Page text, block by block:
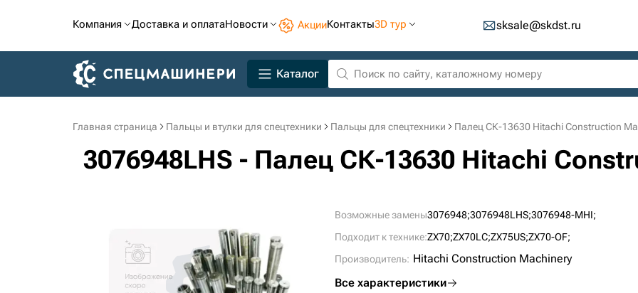
Компания Доставка и оплатаНовости АкцииКонтакты3D тур sksale@skdst.ru
Каталог
Главная страница Пальцы и втулки для спецтехники Пальцы для спецтехники Палец СК-13630 Hitachi Construction
3076948LHS - Палец СК-13630 Hitachi
Возможные замены3076948;3076948LHS;3076948-MHI;
Подходит к технике:ZX70;ZX70LC;ZX75US;ZX70-OF;
Производитель: Hitachi Construction Machinery
Все характеристики